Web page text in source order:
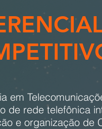
em
de rede telefônica
e organização de